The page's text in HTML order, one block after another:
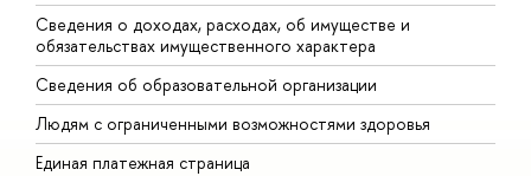
Сведения о доходах, расходах, об имуществе и
обязательствах имущественного характера
Сведения об образовательной организации
Людям с ограниченными возможностями здоровья
Единая платежная страница